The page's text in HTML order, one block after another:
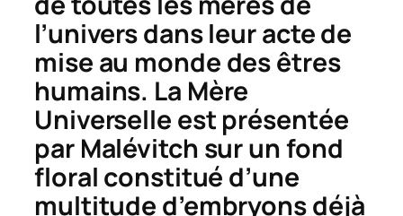
l’univers dans leur acte de
mise au monde des êtres
humains. La Mère
Universelle est présentée
par Malévitch sur un fond
floral constitué d’une
multitude d’embryons déjà